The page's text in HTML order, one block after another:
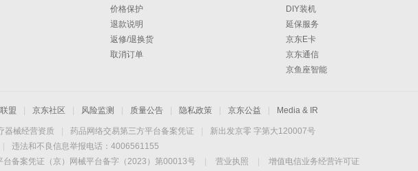
价格保护
退款说明
返修/退换货
取消订单
DIY装机
延保服务
京东E卡
京东通信
京鱼座智能
盟 京东社区 风险监测 质量公告 隐私政策 京东公益 Media & IR
器械经营资质 药品网络交易第三方平台备案凭证
新出发京零 字第大120007号
违法和不良信息举报电话：4006561155
台备案凭证（京）网械平台备字（2023）第00013号 营业执照 增值电信业务经营许可证